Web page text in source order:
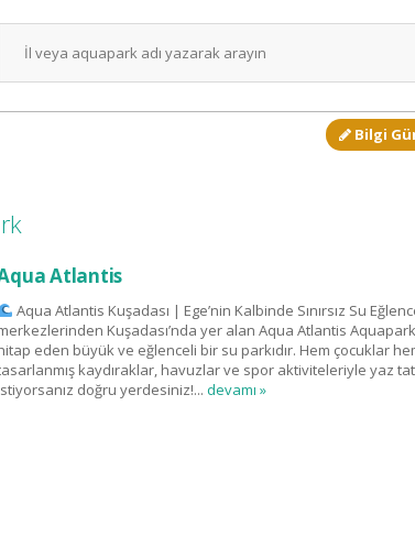
Bilgi
Atlantis
Aqua Atlantis Kuşadası | Ege’nin Kalbinde Sınırsız Su
Kuşadası’nda yer alan Aqua Atlantis
eden büyük ve eğlenceli bir su parkıdır. Hem çocuklar
kaydıraklar, havuzlar ve spor aktiviteleriyle yaz
doğru yerdesiniz!...devamı »